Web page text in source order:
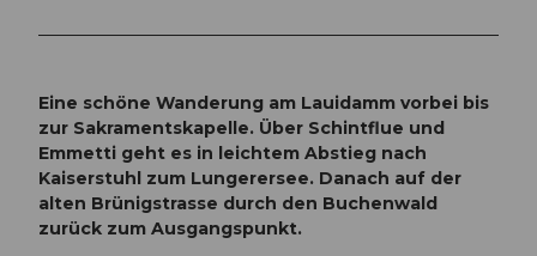
Eine schöne Wanderung am Lauidamm vorbei bis
zur Sakramentskapelle. Über Schintflue und
Emmetti geht es in leichtem Abstieg nach
Kaiserstuhl zum Lungerersee. Danach auf der
alten Brünigstrasse durch den Buchenwald
zurück zum Ausgangspunkt.